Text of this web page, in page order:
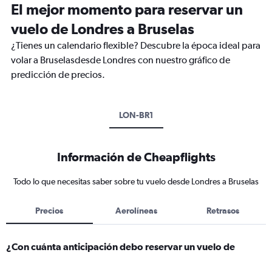
El mejor momento para reservar un
vuelo de Londres a Bruselas
¿Tienes un calendario flexible? Descubre la época ideal para
volar a Bruselasdesde Londres con nuestro gráfico de
predicción de precios.
LON-BR1
Información de Cheapflights
Todo lo que necesitas saber sobre tu vuelo desde Londres a Bruselas
Precios Aerolíneas Retrasos
¿Con cuánta anticipación debo reservar un vuelo de